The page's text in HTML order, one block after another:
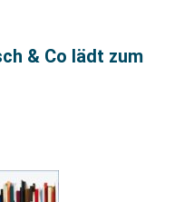
& Co lädt zum